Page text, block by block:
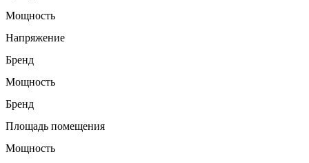
Мощность
Напряжение
Бренд
Мощность
Бренд
Площадь помещения
Мощность